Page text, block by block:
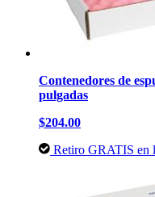
Contenedores de
pulgadas
$204.00
Retiro GRATIS en